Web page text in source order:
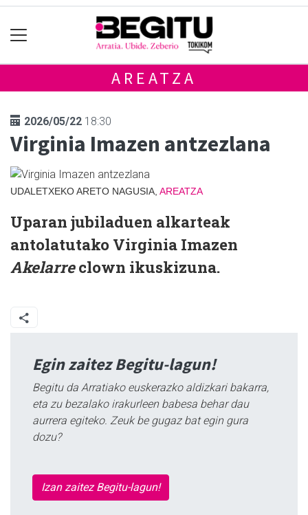
AREATZA
2026/05/22 18:30
Virginia Imazen antzezlana
UDALETXEKO ARETO NAGUSIA, AREATZA
Uparan jubiladuen alkarteak
antolatutako Virginia Imazen
Akelarreclown ikuskizuna.
Egin zaitez Begitu-lagun!
Begitu da Arratiako euskerazko aldizkari bakarra,
eta zu bezalako irakurleen babesa behar dau
aurrera egiteko. Zeuk be gugaz bat egin gura
dozu?
Izan zaitez Begitu-lagun!